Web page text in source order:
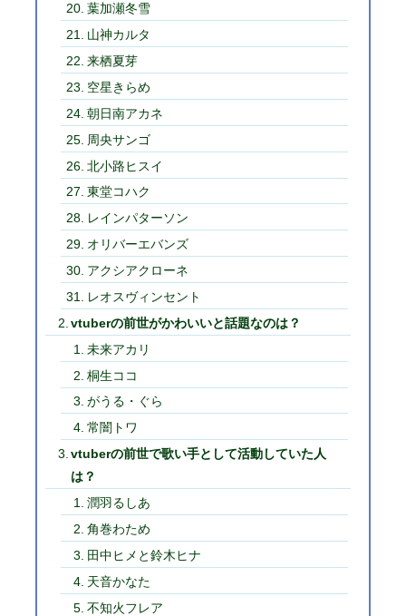
葉加瀬冬雪
山神カルタ
来栖夏芽
空星きらめ
朝日南アカネ
周央サンゴ
北小路ヒスイ
東堂コハク
レインパターソン
オリバーエバンズ
アクシアクローネ
レオスヴィンセント
vtuberの前世がかわいいと話題なのは？
未来アカリ
桐生ココ
がうる・ぐら
常闇トワ
vtuberの前世で歌い手として活動していた人
は？
潤羽るしあ
角巻わため
田中ヒメと鈴木ヒナ
天音かなた
不知火フレア